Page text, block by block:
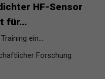
HF-Sensor
für...
ein...
Forschung